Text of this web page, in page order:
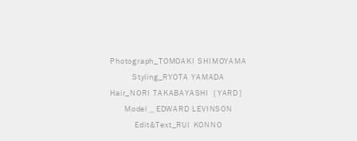
Photograph_TOMOAKI SHIMOYAMA
Styling_RYOTA YAMADA
Hair_NORI TAKABAYASHI［YARD］
Model＿EDWARD LEVINSON
Edit&Text_RUI KONNO